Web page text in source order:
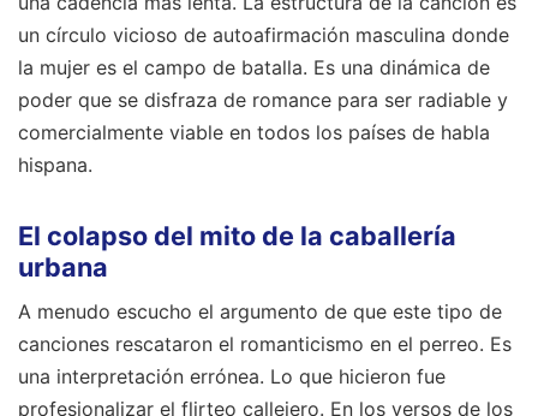
un círculo vicioso de autoafirmación masculina donde
la mujer es el campo de batalla. Es una dinámica de
poder que se disfraza de romance para ser radiable y
comercialmente viable en todos los países de habla
hispana.
El colapso del mito de la caballería
urbana
A menudo escucho el argumento de que este tipo de
canciones rescataron el romanticismo en el perreo. Es
una interpretación errónea. Lo que hicieron fue
profesionalizar el flirteo callejero. En los versos de los